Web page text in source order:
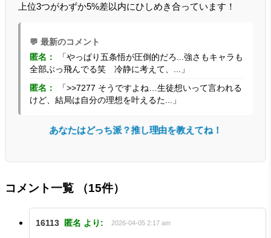
上位3つがわずか5%差以内にひしめき合っています！
💬 最新のコメント
匿名：
「やっぱり五条悟が圧倒的だろ...強さもキャラも
全部ぶっ飛んでる笑 冷静に考えて、...」
匿名：
「>>7277 そうですよね…生徒想いって言われる
けど、結局は自分の理想を叶えるた...」
あなたはどっち派？推し理由を教えてね！
コメント一覧 （15件）
16113 匿名 より: 2026-04-05 2:17 am